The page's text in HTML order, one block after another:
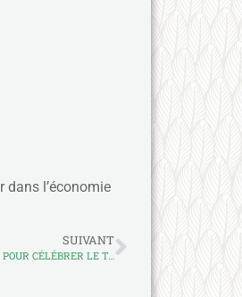
dans l’économie
SUIVANT
POUR UNE QUATRIÈME ÉDITION, LE RAIL ORGANISE UN DÉFILÉ DE MODE POUR CÉLÉBRER LE TALENT DES APPRENANTES EN COUTURE